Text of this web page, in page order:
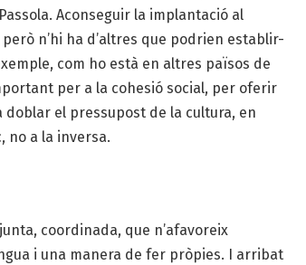
Aconseguir la implantació al
n’hi ha d’altres que podrien establir-
com ho està en altres països de
per a la cohesió social, per oferir
doblar el pressupost de la cultura, en
no a la inversa.
coordinada, que n’afavoreix
i una manera de fer pròpies. I arribat